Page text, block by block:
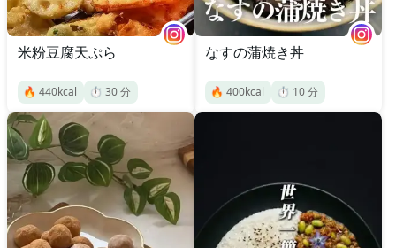
米粉豆腐天ぷら
🔥 440kcal ⏱️ 30分
なすの蒲焼き丼
🔥 400kcal ⏱️ 10分